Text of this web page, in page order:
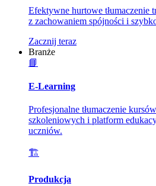
Efektywne hurtowe tłumaczenie
z zachowaniem spójności i
Zacznij teraz
Branże
📘
E-Learning
Profesjonalne tłumaczenie
szkoleniowych i platform
uczniów.
🏗️
Produkcja